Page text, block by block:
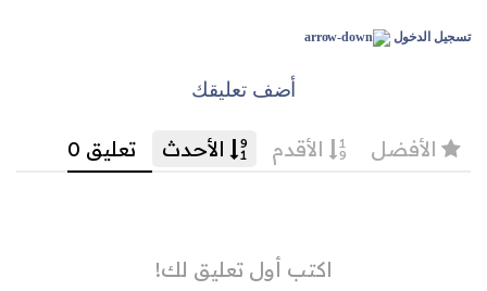
تسجيل الدخول
أضف تعليقك